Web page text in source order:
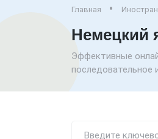
Главная
Немецкий
Эффективные
последовательное